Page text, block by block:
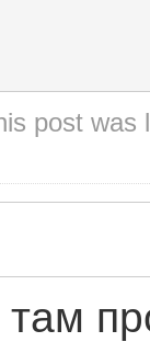
post was